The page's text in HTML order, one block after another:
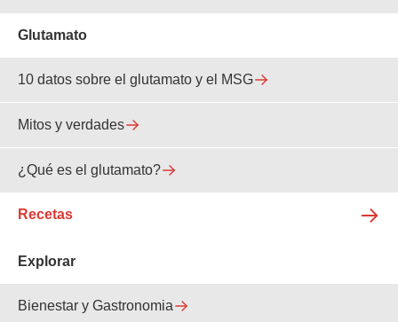
Glutamato
10 datos sobre el glutamato y el MSG
Mitos y verdades
¿Qué es el glutamato?
Recetas
Explorar
Bienestar y Gastronomia